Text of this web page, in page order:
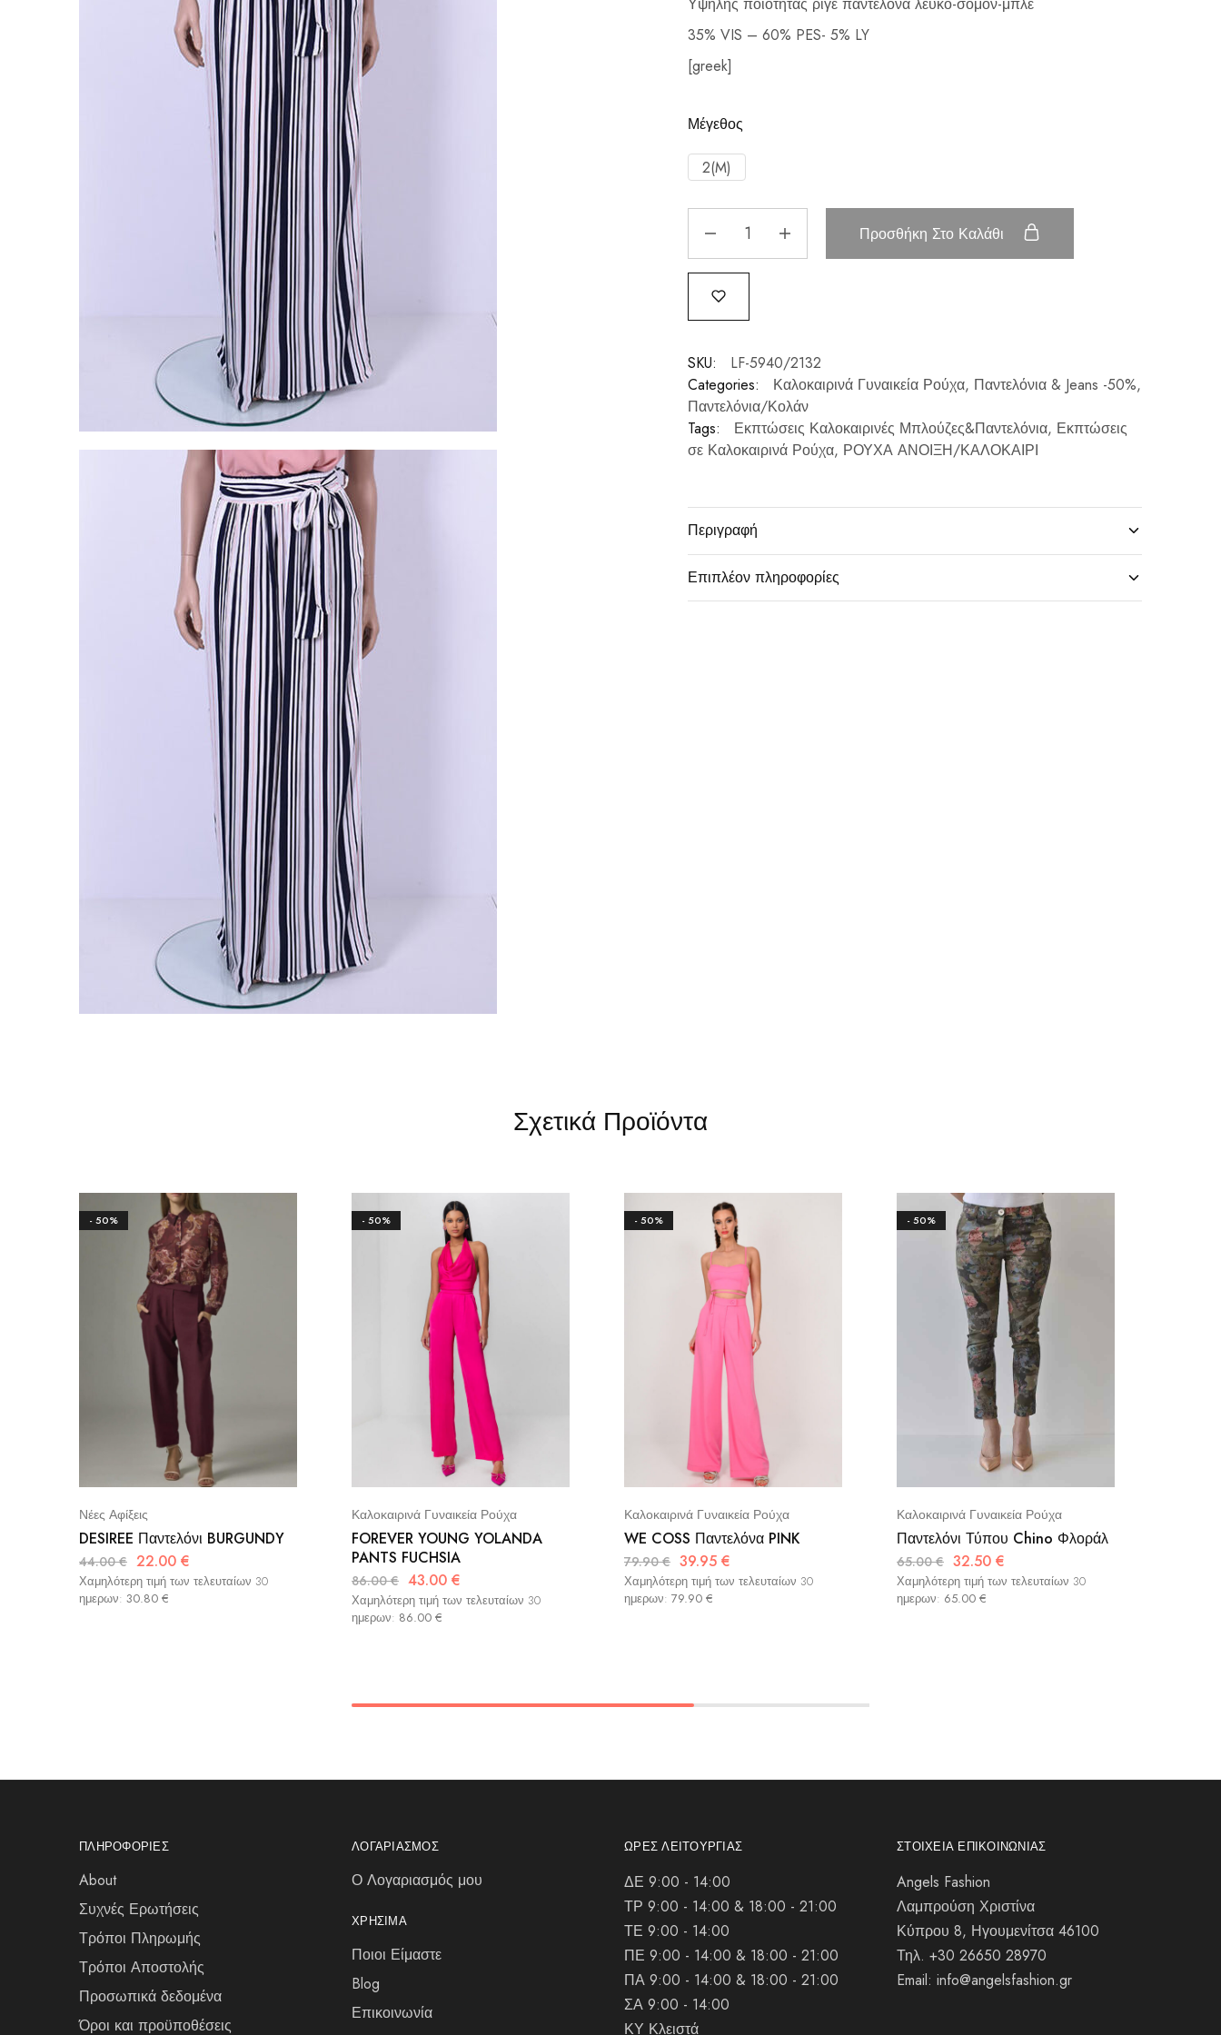
35% VIS – 60% PES- 5% LY
[greek]
Μέγεθος
2(M)
Προσθήκη Στο Καλάθι
SKU:
LF-5940/2132
Categories:
Καλοκαιρινά Γυναικεία Ρούχα, Παντελόνια & Jeans -50%,
Παντελόνια/Κολάν
Tags:
Εκπτώσεις Καλοκαιρινές Μπλούζες&Παντελόνια, Εκπτώσεις
σε Καλοκαιρινά Ρούχα, ΡΟΥΧΑ ΑΝΟΙΞΗ/ΚΑΛΟΚΑΙΡΙ
Περιγραφή
Επιπλέον πληροφορίες
Σχετικά Προϊόντα
- 50%
Νέες Αφίξεις
DESIREE Παντελόνι BURGUNDY
44.00€ 22.00 €
Χαμηλότερη τιμή των τελευταίων 30
ημερων: 30.80 €
- 50%
Καλοκαιρινά Γυναικεία Ρούχα
FOREVER YOUNG YOLANDA
PANTS FUCHSIA
86.00€ 43.00 €
Χαμηλότερη τιμή των τελευταίων 30
ημερων: 86.00 €
- 50%
Καλοκαιρινά Γυναικεία Ρούχα
WE COSS Παντελόνα PINK
79.90€ 39.95 €
Χαμηλότερη τιμή των τελευταίων 30
ημερων: 79.90 €
- 50%
Καλοκαιρινά Γυναικεία Ρούχα
Παντελόνι Τύπου Chino Φλοράλ
65.00€ 32.50 €
Χαμηλότερη τιμή των τελευταίων 30
ημερων: 65.00 €
ΠΛΗΡΟΦΟΡΊΕΣ
About
Συχνές Ερωτήσεις
Τρόποι Πληρωμής
Τρόποι Αποστολής
Προσωπικά δεδομένα
Όροι και προϋποθέσεις
ΛΟΓΑΡΙΑΣΜΌΣ
Ο Λογαριασμός μου
ΧΡΉΣΙΜΑ
Ποιοι Είμαστε
Blog
Επικοινωνία
ΏΡΕΣ ΛΕΙΤΟΥΡΓΊΑΣ
ΔΕ 9:00 - 14:00
ΤΡ 9:00 - 14:00 & 18:00 - 21:00
ΤΕ 9:00 - 14:00
ΠΕ 9:00 - 14:00 & 18:00 - 21:00
ΠΑ 9:00 - 14:00 & 18:00 - 21:00
ΣΑ 9:00 - 14:00
ΚΥ Κλειστά
ΣΤΟΙΧΕΊΑ ΕΠΙΚΟΙΝΩΝΊΑΣ
Angels Fashion
Λαμπρούση Χριστίνα
Κύπρου 8, Ηγουμενίτσα 46100
Τηλ. +30 26650 28970
Email: info@angelsfashion.gr